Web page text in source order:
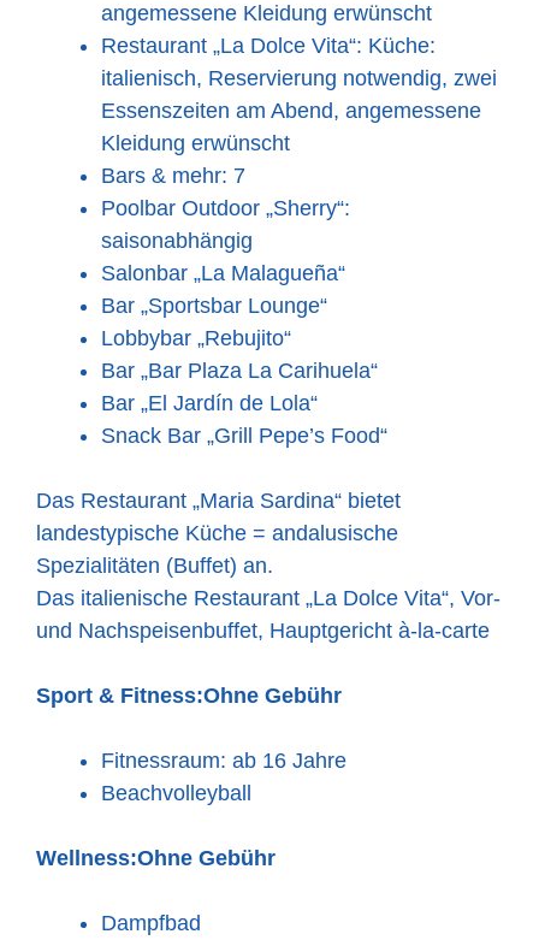
angemessene Kleidung erwünscht
Restaurant „La Dolce Vita“: Küche:
italienisch, Reservierung notwendig, zwei
Essenszeiten am Abend, angemessene
Kleidung erwünscht
Bars & mehr: 7
Poolbar Outdoor „Sherry“:
saisonabhängig
Salonbar „La Malagueña“
Bar „Sportsbar Lounge“
Lobbybar „Rebujito“
Bar „Bar Plaza La Carihuela“
Bar „El Jardín de Lola“
Snack Bar „Grill Pepe’s Food“
Das Restaurant „Maria Sardina“ bietet
landestypische Küche = andalusische
Spezialitäten (Buffet) an.
Das italienische Restaurant „La Dolce Vita“, Vor-
und Nachspeisenbuffet, Hauptgericht à-la-carte
Sport & Fitness:Ohne Gebühr
Fitnessraum: ab 16 Jahre
Beachvolleyball
Wellness:Ohne Gebühr
Dampfbad